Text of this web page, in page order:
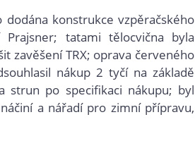
konstrukce vzpěračského
tatami tělocvična byla
zavěšení TRX; oprava červeného
nákup 2 tyčí na základě
strun po specifikaci nákupu; byl
a nářadí pro zimní přípravu,